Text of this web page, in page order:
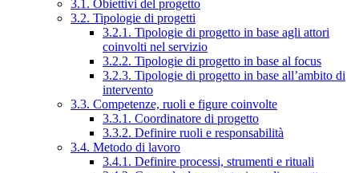
3.1. Obiettivi del progetto
3.2. Tipologie di progetti
3.2.1. Tipologie di progetto in base agli attori
coinvolti nel servizio
3.2.2. Tipologie di progetto in base al focus
3.2.3. Tipologie di progetto in base all’ambito di
intervento
3.3. Competenze, ruoli e figure coinvolte
3.3.1. Coordinatore di progetto
3.3.2. Definire ruoli e responsabilità
3.4. Metodo di lavoro
3.4.1. Definire processi, strumenti e rituali